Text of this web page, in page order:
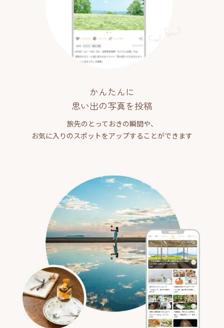
かんたんに
思い出の写真を投稿
旅先のとっておきの瞬間や、
お気に入りのスポットをアップすることができます